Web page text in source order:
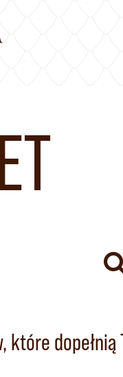
dopełnią